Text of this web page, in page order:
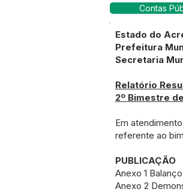
Contas
Estado do
Prefeitura
Secretaria
Relatório
2º Bimestre
Em
referente ao
PUBLICAÇÃO
Anexo 1
Anexo 2